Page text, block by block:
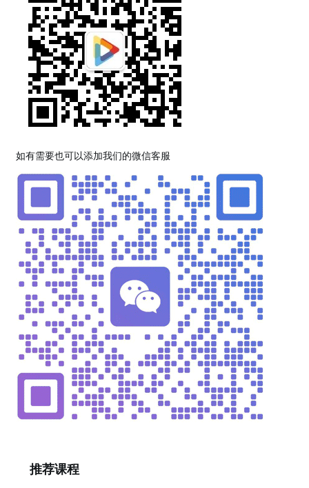
如有需要也可以添加我们的微信客服
推荐课程